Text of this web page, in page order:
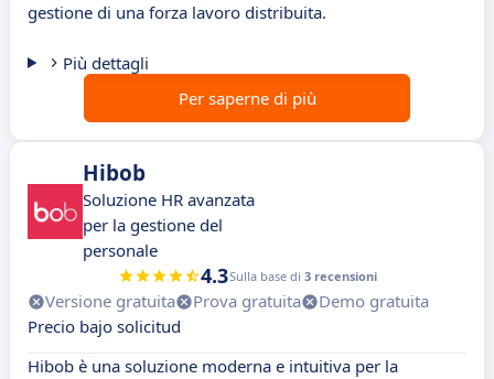
gestione di una forza lavoro distribuita.
Più dettagli
Per saperne di più
Hibob
Soluzione HR avanzata
per la gestione del
personale
4.3Sulla base di 3 recensioni
Versione gratuita Prova gratuita
Demo gratuita
Precio bajo solicitud
Hibob è una soluzione moderna e intuitiva per la